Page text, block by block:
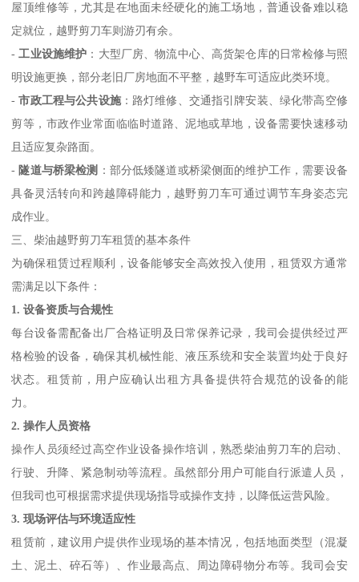
屋顶维修等，尤其是在地面未经硬化的施工场地，普通设备难以稳
定就位，越野剪刀车则游刃有余。
-工业设施维护 ：大型厂房、物流中心、高货架仓库的日常检修与照
明设施更换，部分老旧厂房地面不平整，越野车可适应此类环境。
-市政工程与公共设施：路灯维修、交通指引牌安装、绿化带高空修
剪等，市政作业常面临临时道路、泥地或草地，设备需要快速移动
且适应复杂路面。
- 隧道与桥梁检测 ：部分低矮隧道或桥梁侧面的维护工作，需要设备
具备灵活转向和跨越障碍能力，越野剪刀车可通过调节车身姿态完
成作业。
三、柴油越野剪刀车租赁的基本条件
为确保租赁过程顺利，设备能够安全高效投入使用，租赁双方通常
需满足以下条件：
1. 设备资质与合规性
每台设备需配备出厂合格证明及日常保养记录，我司会提供经过严
格检验的设备，确保其机械性能、液压系统和安全装置均处于良好
状态。租赁前，用户应确认出租方具备提供符合规范的设备的能
力。
2. 操作人员资格
操作人员须经过高空作业设备操作培训，熟悉柴油剪刀车的启动、
行驶、升降、紧急制动等流程。虽然部分用户可能自行派遣人员，
但我司也可根据需求提供现场指导或操作支持，以降低运营风险。
3. 现场评估与环境适应性
租赁前，建议用户提供作业现场的基本情况，包括地面类型（混凝
土、泥土、碎石等）、作业最高点、周边障碍物分布等。我司会安